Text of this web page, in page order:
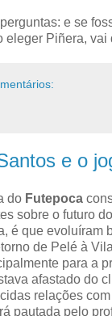
e se
eleger Piñera, vai
e o
do Futepoca
sobre o futuro
é que evoluíram
de Pelé à
para a
afastado do
relações
pautada pelo